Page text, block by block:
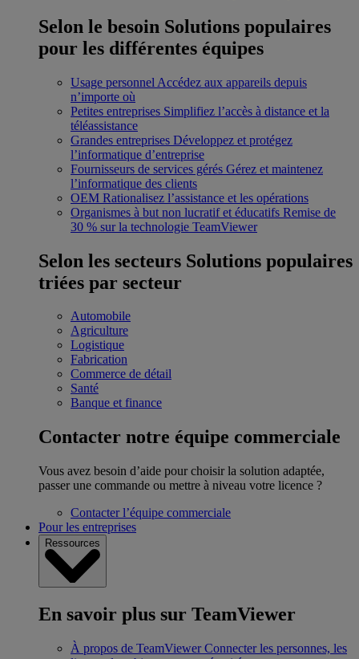
Selon le besoin Solutions populaires
pour les différentes équipes
Usage personnel Accédez aux appareils depuis
n’importe où
Petites entreprises Simplifiez l’accès à distance et la
téléassistance
Grandes entreprises Développez et protégez
l’informatique d’entreprise
Fournisseurs de services gérés Gérez et maintenez
l’informatique des clients
OEM Rationalisez l’assistance et les opérations
Organismes à but non lucratif et éducatifs Remise de
30 % sur la technologie TeamViewer
Selon les secteurs Solutions populaires
triées par secteur
Automobile
Agriculture
Logistique
Fabrication
Commerce de détail
Santé
Banque et finance
Contacter notre équipe commerciale
Vous avez besoin d’aide pour choisir la solution adaptée,
passer une commande ou mettre à niveau votre licence ?
Contacter l’équipe commerciale
Pour les entreprises
Ressources
En savoir plus sur TeamViewer
À propos de TeamViewer Connecter les personnes, les